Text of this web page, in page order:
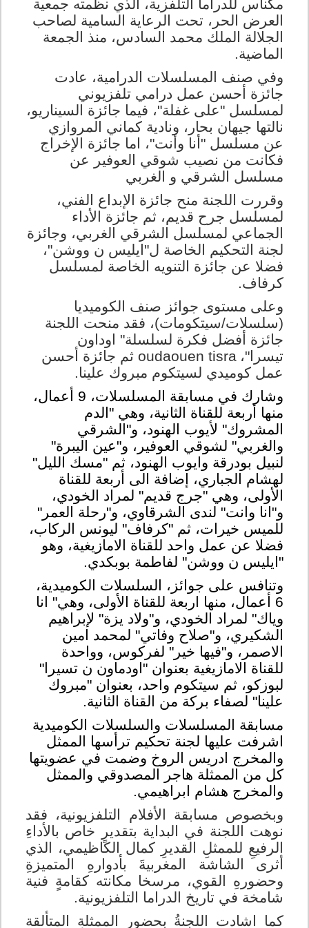
مكناس للدراما التلفزية، الذي نظمته جمعية
العرض الحر، تحت الرعاية السامية لصاحب
الجلالة الملك محمد السادس، منذ الجمعة
الماضية.
وفي صنف المسلسلات الدرامية، عادت
جائزة أحسن عمل درامي تلفزيوني
لمسلسل "على غفلة"، فيما جائزة السيناريو،
نالتها جيهان بحار، ونادية كماني المروازي
عن مسلسل "أنا وأنت"،
اما جائزة الإخراج
فكانت من نصيب شوقي العوفير عن
مسلسل الشرقي و الغربي
وقررت اللجنة منح جائزة الإبداع الفني،
لمسلسل جرح قديم، ثم جائزة الأداء
الجماعي لمسلسل الشرقي الغربي، وجائزة
لجنة التحكيم الخاصة ل"ايليس ن ووشن"،
فضلا عن جائزة التنويه الخاصة لمسلسل
كرفاف.
وعلى مستوى جوائز صنف الكوميديا
(سلسلات/سيتكومات)، فقد منحت اللجنة
جائزة أفضل فكرة لسلسلة" اوداون
تيسرا"، oudaouen tisra ثم جائزة أحسن
عمل كوميدي لسيتكوم مبروك علينا.
وشارك في مسابقة المسلسلات، 9 أعمال،
منها أربعة للقناة الثانية، وهي "الدم
المشروك" لأيوب الهنود، و"الشرقي
والغربي" لشوقي العوفير، و"عين اليبرة"
لنبيل بودرقة وايوب الهنود، ثم "مسك الليل"
لهشام الجباري، إضافة الى أربعة للقناة
الأولى، وهي "جرج قديم" لمراد الخودي،
و"انا وانت" لندى الشرقاوي، و"رحلة العمر"
للميس خيرات، ثم "كرفاف" ليونس الركاب،
فضلا عن عمل واحد للقناة الامازيغية، وهو
"ايليس ن ووشن" لفاطمة بوبكدي.
وتنافس على جوائز، السلسلات الكوميدية،
6 أعمال، منها اربعة للقناة الأولى، وهي" انا
وياك" لمراد الخودي، و"ولاد يزة" لإبراهيم
الشكيري، و"صلاح وفاتي" لمحمد امين
الاصمر، و"فيها خير" لفركوس، وواحدة
للقناة الامازيغية بعنوان "اودماون ن تسيرا"
لبوزكو، ثم سيتكوم واحد، بعنوان "مبروك
علينا" لصفاء بركة من القناة الثانية.
مسابقة المسلسلات والسلسلات الكوميدية
اشرفت عليها لجنة تحكيم ترأسها الممثل
والمخرج ادريس الروخ وضمت في عضويتها
كل من الممثلة هاجر المصدوقي والممثل
والمخرج هشام ابراهيمي.
وبخصوص مسابقة الأفلام التلفزيونية، فقد
نوهت اللجنة في البداية بتقديرٍ خاص بالأداءِ
الرفيعِ للممثلِ القديرِ كمال الكاظيمي، الذي
أثرى الشاشة المغربيةَ بأدوارهِ المتميزةِ
وحضورهِ القوي، مرسخا مكانته كقامةٍ فنية
شامخة في تاريخ الدراما التلفزيونية.
كما اشادت اللجنةُ بحضورِ الممثلةِ المتألقة